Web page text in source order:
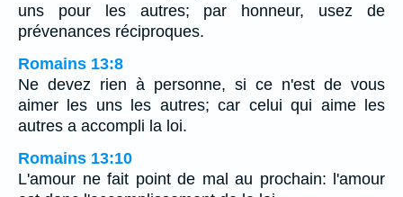
uns pour les autres; par honneur, usez de
prévenances réciproques.
Romains 13:8
Ne devez rien à personne, si ce n'est de vous
aimer les uns les autres; car celui qui aime les
autres a accompli la loi.
Romains 13:10
L'amour ne fait point de mal au prochain: l'amour